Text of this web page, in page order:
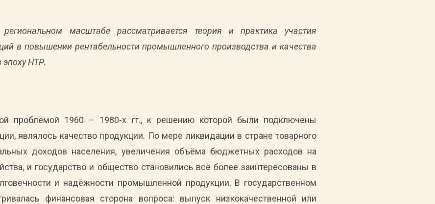
масштабе рассматривается теория и практика участия
в повышении рентабельности промышленного производства и качества
НТР.
проблемой 1960 – 1980-х гг., к решению которой были подключены
являлось качество продукции. По мере ликвидации в стране товарного
доходов населения, увеличения объёма бюджетных расходов на
и государство и общество становились всё более заинтересованы в
и надёжности промышленной продукции. В государственном
финансовая сторона вопроса: выпуск низкокачественной или